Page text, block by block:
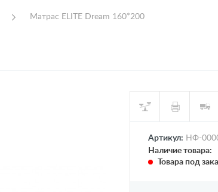
Матрас ELITE Dream 160*200
Артикул: НФ-
Наличие товара:
Товара под